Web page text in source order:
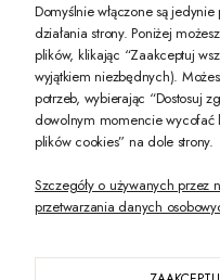
Twoje dane będą przetwarzane
POKAŻ
Domyślnie włączone są
działania strony. Poniżej
plików, klikając “Zaakceptuj
wyjątkiem niezbędnych).
potrzeb, wybierając “Dostosuj
dowolnym momencie wycofać
plików cookies” na dole strony.
Szczegóły o używanych przez
przetwarzania danych